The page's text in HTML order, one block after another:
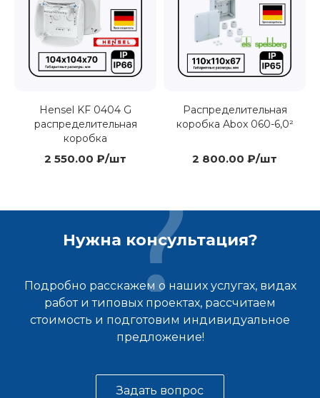
Hensel KF 0404 G
распределительная
коробка
2 550.00 ₽/шт
Распределительная
коробка Abox 060-6,0²
2 800.00 ₽/шт
Нужна консультация?
Подробно расскажем о наших услугах, видах
работ и типовых проектах, рассчитаем
стоимость и подготовим индивидуальное
предложение!
Задать вопрос